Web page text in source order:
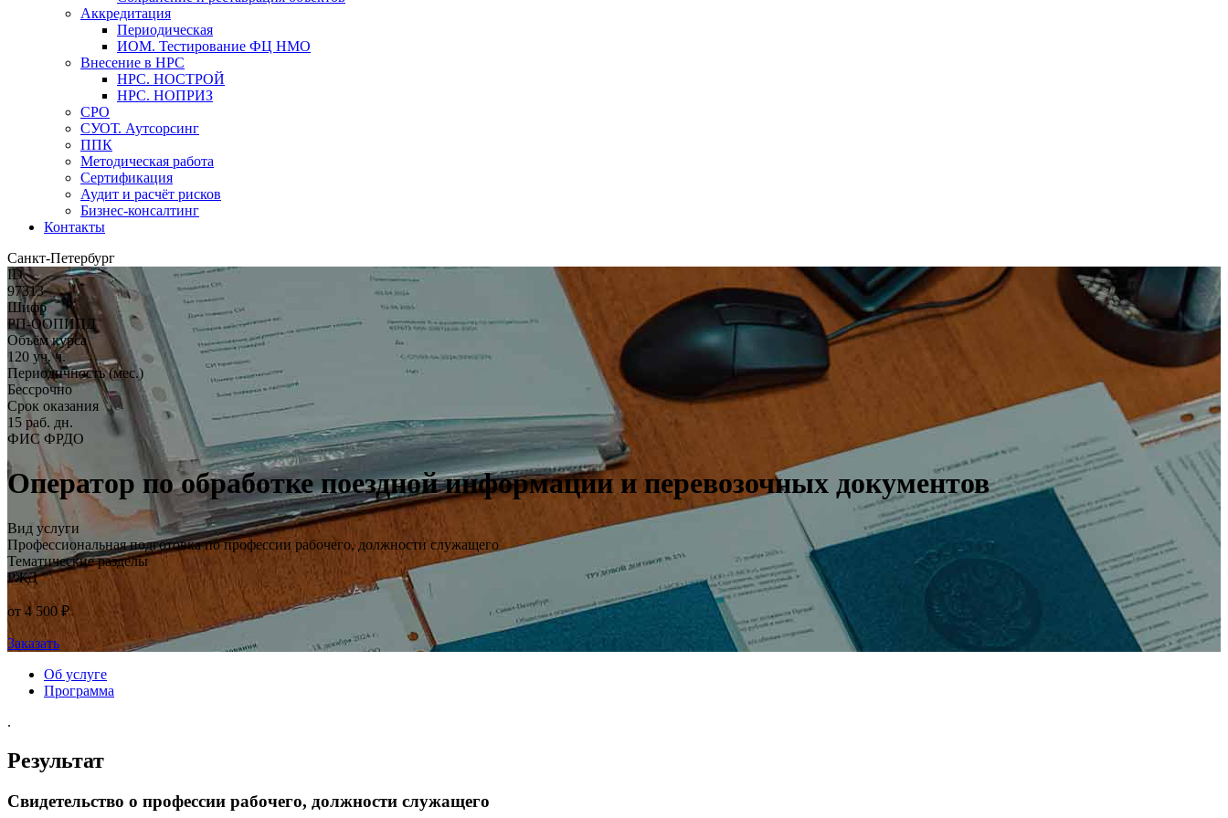
Аккредитация
Периодическая
ИОМ. Тестирование ФЦ НМО
Внесение в НРС
НРС. НОСТРОЙ
НРС. НОПРИЗ
СРО
СУОТ. Аутсорсинг
ППК
Методическая работа
Сертификация
Аудит и расчёт рисков
Бизнес-консалтинг
Контакты
Санкт-Петербург
ID
97313
Шифр
РП-ООПИПД
Объём курса
120 уч. ч.
Периодичность (мес.)
Бессрочно
Срок оказания
15 раб. дн.
ФИС ФРДО
Оператор по обработке поездной информации и перевозочных документов
Вид услуги
Профессиональная подготовка по профессии рабочего, должности служащего
Тематические разделы
РЖД
от 4 500 ₽
Заказать
Об услуге
Программа
.
Результат
Свидетельство о профессии рабочего, должности служащего